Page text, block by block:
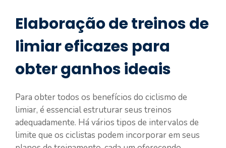
Elaboração de treinos de
limiar eficazes para
obter ganhos ideais
Para obter todos os benefícios do ciclismo de
limiar, é essencial estruturar seus treinos
adequadamente. Há vários tipos de intervalos de
limite que os ciclistas podem incorporar em seus